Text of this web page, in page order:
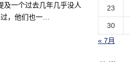
及一个过去几年几乎没人
，他们也一…
23
30
« 7月